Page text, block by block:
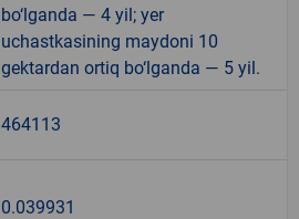
bo‘lganda — 4 yil; yer
uchastkasining maydoni 10
gektardan ortiq bo‘lganda — 5 yil.
464113
0.039931